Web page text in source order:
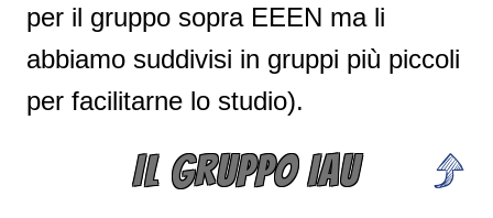
per il gruppo sopra EEEN ma li
abbiamo suddivisi in gruppi più piccoli
per facilitarne lo studio).
IL GRUPPO IAU